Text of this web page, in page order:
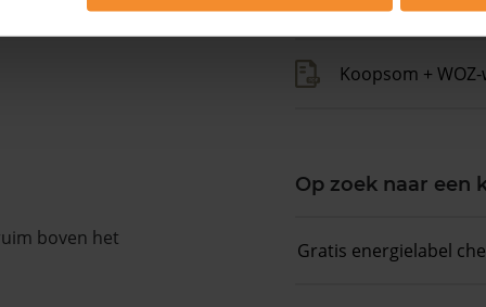
boven het
Koopsom +
Op zoek naar een
Gratis energielabel